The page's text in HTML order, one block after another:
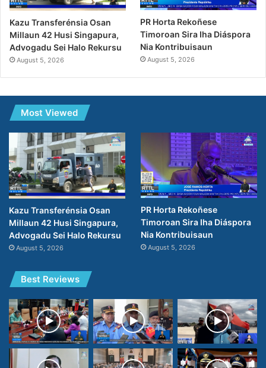
Kazu Transferénsia Osan
Millaun 42 Husi Singapura,
Advogadu Sei Halo Rekursu
August 5, 2026
PR Horta Rekoñese
Timoroan Sira Iha Diáspora
Nia Kontribuisaun
August 5, 2026
Most Viewed
Kazu Transferénsia Osan
Millaun 42 Husi Singapura,
Advogadu Sei Halo Rekursu
August 5, 2026
PR Horta Rekoñese
Timoroan Sira Iha Diáspora
Nia Kontribuisaun
August 5, 2026
Best Reviews